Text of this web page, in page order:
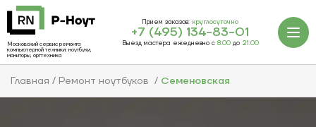
Московский сервис ремонта
компьютерной техники: ноутбуки,
мониторы, оргтехника
Прием заказов: круглосуточно
+7 (495) 134-83-01
Выезд мастера ежедневно с 8:00до 21:00
Главная Ремонт ноутбуков Семеновская